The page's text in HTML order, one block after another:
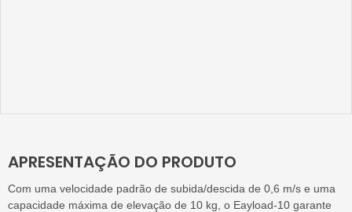
APRESENTAÇÃO DO PRODUTO
Com uma velocidade padrão de subida/descida de 0,6 m/s e uma
capacidade máxima de elevação de 10 kg, o Eayload-10 garante